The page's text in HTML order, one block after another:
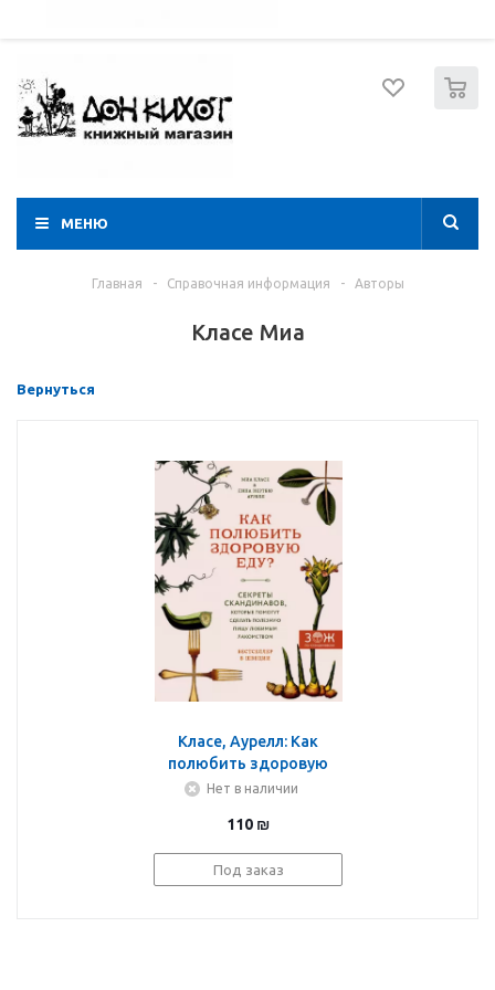
МЕНЮ
Главная - Справочная информация - Авторы
Класе Миа
Вернуться
Класе, Аурелл: Как
полюбить здоровую
еду? Секреты
помогут сделать
полезную пищу
лакомством
Нет в наличии
110 ₪
Под заказ